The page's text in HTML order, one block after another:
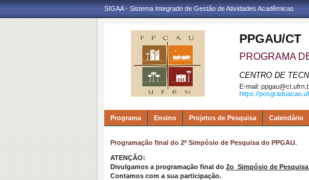
SIGAA - Sistema Integrado de Gestão de Atividades Acadêmicas
PPGAU/CT
PROGRAMA
CENTRO DE
E-mail:
https://
Programa Ensino Projetos de Pesquisa Calendário
Programação final do 2º Simpósio de Pesquisa do PPGAU.
ATENÇÃO:
Divulgamos a programação final do 2o Simpósio de Pesquisa
Contamos com a sua participação.